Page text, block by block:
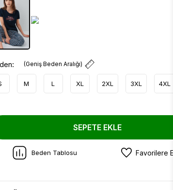
(Geniş Beden Aralığı)
M L XL 2XL 3XL 4XL
SEPETE EKLE
Beden Tablosu Favorilere